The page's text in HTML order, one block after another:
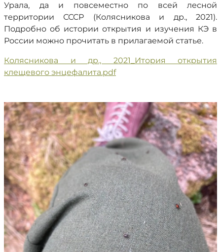
Урала, да и повсеместно по всей лесной
территории СССР (Колясникова и др., 2021).
Подробно об истории открытия и изучения КЭ в
России можно прочитать в прилагаемой статье.
Колясникова и др., 2021_Итория открытия
клещевого энцефалита.pdf